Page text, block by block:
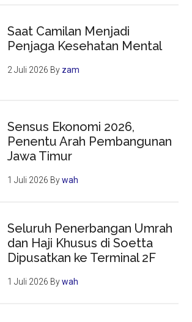
Saat Camilan Menjadi
Penjaga Kesehatan Mental
2 Juli 2026 By zam
Sensus Ekonomi 2026,
Penentu Arah Pembangunan
Jawa Timur
1 Juli 2026 Bywah
Seluruh Penerbangan Umrah
dan Haji Khusus di Soetta
Dipusatkan ke Terminal 2F
1 Juli 2026 Bywah